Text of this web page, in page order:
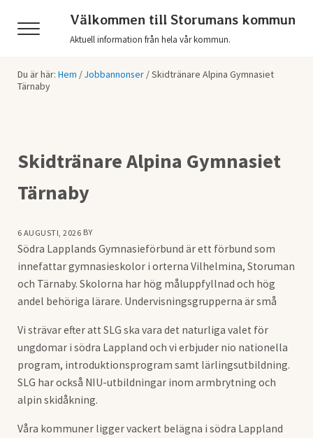
Menu
Välkommen till Storumans kommun
Aktuell information från hela vår kommun.
Du är här: Hem /Jobbannonser /Skidtränare Alpina Gymnasiet
Tärnaby
Skidtränare Alpina Gymnasiet
Tärnaby
6 AUGUSTI, 2026 BY
Södra Lapplands Gymnasieförbund är ett förbund som
innefattar gymnasieskolor i orterna Vilhelmina, Storuman
och Tärnaby. Skolorna har hög måluppfyllnad och hög
andel behöriga lärare. Undervisningsgrupperna är små
Vi strävar efter att SLG ska vara det naturliga valet för
ungdomar i södra Lappland och vi erbjuder nio nationella
program, introduktionsprogram samt lärlingsutbildning.
SLG har också NIU-utbildningar inom armbrytning och
alpin skidåkning.
Våra kommuner ligger vackert belägna i södra Lappland